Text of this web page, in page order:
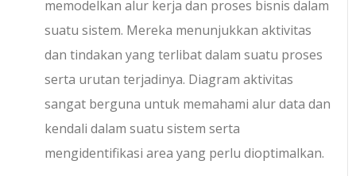
memodelkan alur kerja dan proses bisnis dalam
suatu sistem. Mereka menunjukkan aktivitas
dan tindakan yang terlibat dalam suatu proses
serta urutan terjadinya. Diagram aktivitas
sangat berguna untuk memahami alur data dan
kendali dalam suatu sistem serta
mengidentifikasi area yang perlu dioptimalkan.